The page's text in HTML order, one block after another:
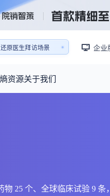
销售AI模拟陪练系统
原医生拜访场景
销售AI模拟陪练系统
企业
规划 最新
资源关于我们
25 个、全球临床试验 9